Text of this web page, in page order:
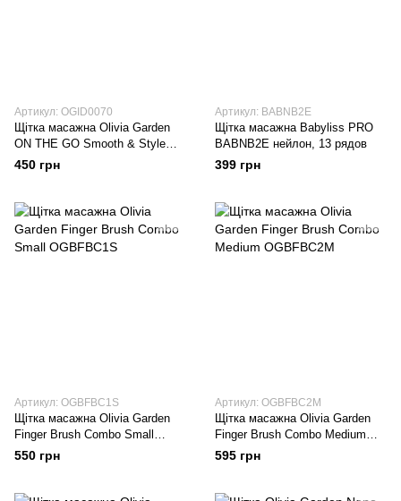
Артикул: OGID0070
Щітка масажна Оlivia Garden
ON THE GO Smooth & Style
OGID0070
450 грн
Артикул: BABNB2E
Щітка масажна Babyliss PRO
BABNB2E нейлон, 13 рядов
399 грн
Артикул: OGBFBC1S
Щітка масажна Оlivia Garden
Finger Brush Combo Small
OGBFBC1S
550 грн
Артикул: OGBFBC2M
Щітка масажна Оlivia Garden
Finger Brush Combo Medium
OGBFBC2M
595 грн